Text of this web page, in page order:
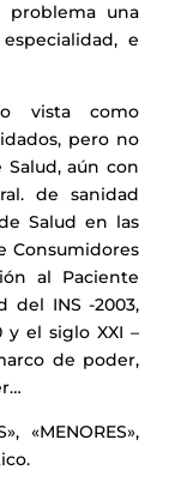
problema una
e
vista como
pero no
aún con
de sanidad
Salud en las
Consumidores
al Paciente
del INS -2003,
y el siglo XXI –
de poder,
«MENORES»,